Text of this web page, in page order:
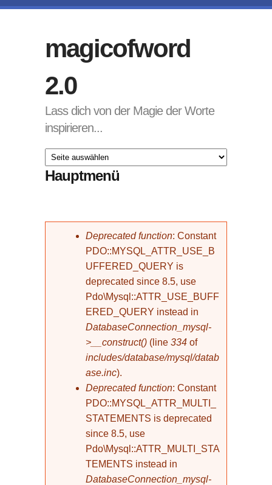
magicofword
2.0
Lass dich von der Magie der Worte
inspirieren...
Hauptmenü
Fehlermeldung
Deprecated function: Constant
PDO::MYSQL_ATTR_USE_B
UFFERED_QUERY is
deprecated since 8.5, use
Pdo\Mysql::ATTR_USE_BUFF
ERED_QUERY instead in
DatabaseConnection_mysql-
>__construct() (line 334 of
includes/database/mysql/datab
ase.inc).
Deprecated function: Constant
PDO::MYSQL_ATTR_MULTI_
STATEMENTS is deprecated
since 8.5, use
Pdo\Mysql::ATTR_MULTI_STA
TEMENTS instead in
DatabaseConnection_mysql-